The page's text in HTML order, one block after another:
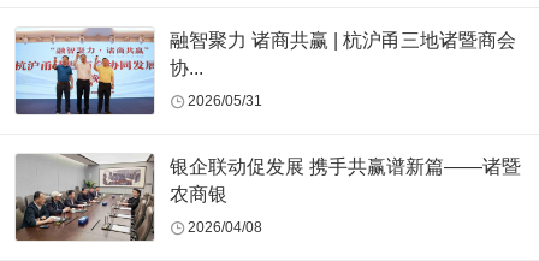
融智聚力 诸商共赢 | 杭沪甬三地诸暨商会
协...
2026/05/31
银企联动促发展 携手共赢谱新篇——诸暨
农商银
2026/04/08